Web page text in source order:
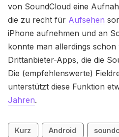
von SoundCloud eine
die zu recht für Aufsehen
iPhone aufnehmen und an
konnte man allerdings
Drittanbieter-Apps, die die
Die (empfehlenswerte)
unterstützt diese Funktion
Jahren.
Kurz Android